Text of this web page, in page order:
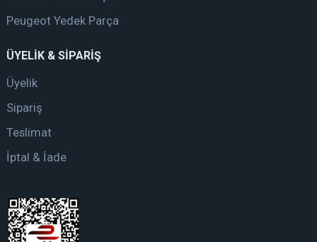
Peugeot Yedek Parça
ÜYELİK & SİPARİŞ
Üyelik
Sipariş
Teslimat
İptal & İade